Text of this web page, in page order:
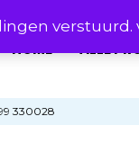
verstuurd.
HOME ALLE
330028